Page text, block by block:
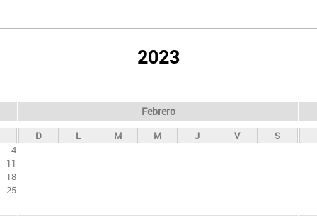
2023
4
11
18
25
Febrero
D L M M J V S